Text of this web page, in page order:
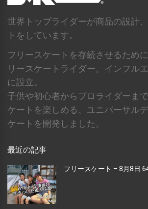
世界トップライダーが商品の設計
トをしています。
フリースケートを存続させるため
リースケートライダー。インフル
に設立。
子供や初心者からプロライダーま
ケートを楽しめる、ユニバーサル
ケートを開発しました。
最近の記事
フリースケート – 8月8日